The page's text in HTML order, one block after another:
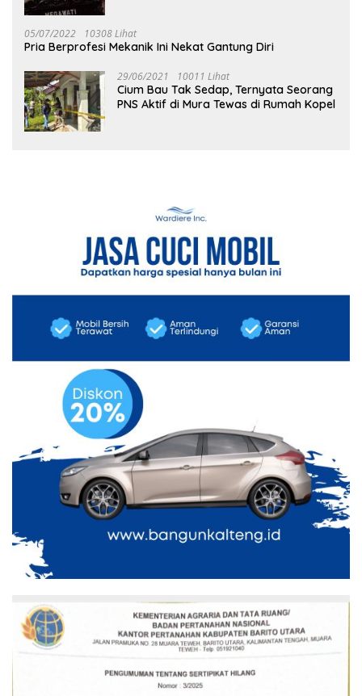
05/07/2022 10308 Lihat
Pria Berprofesi Mekanik Ini Nekat Gantung Diri
29/06/2021 10011 Lihat
Cium Bau Tak Sedap, Ternyata Seorang
PNS Aktif di Mura Tewas di Rumah Kopel